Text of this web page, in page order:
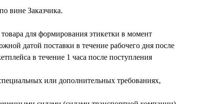
вине Заказчика.
для формирования этикетки в момент
датой поставки в течение рабочего дня после
в течение 1 часа после поступления
или дополнительных требованиях,